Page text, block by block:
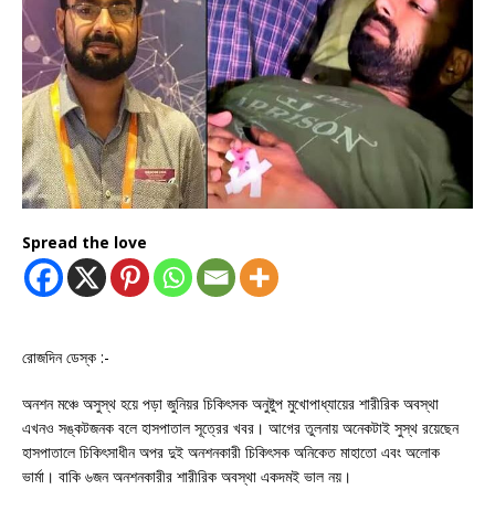
Spread the love
রোজদিন ডেস্ক :-
অনশন মঞ্চে অসুস্থ হয়ে পড়া জুনিয়র চিকিৎসক অনুষ্টুপ মুখোপাধ্যায়ের শারীরিক অবস্থা
এখনও সঙ্কটজনক বলে হাসপাতাল সূত্রের খবর। আগের তুলনায় অনেকটাই সুস্থ রয়েছেন
হাসপাতালে চিকিৎসাধীন অপর দুই অনশনকারী চিকিৎসক অনিকেত মাহাতো এবং অলোক
ভার্মা। বাকি ৬জন অনশনকারীর শারীরিক অবস্থা একদমই ভাল নয়।